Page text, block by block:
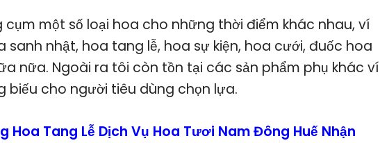
một số loại hoa cho những thời điểm khác nhau, ví
sanh nhật, hoa tang lễ, hoa sự kiện, hoa cưới, đuốc hoa
nữa. Ngoài ra tôi còn tồn tại các sản phẩm phụ khác ví
biếu cho người tiêu dùng chọn lựa.
Hoa Tang Lễ Dịch Vụ Hoa Tươi Nam Đông Huế Nhận